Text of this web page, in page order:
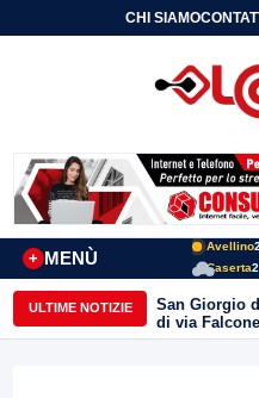
CHI SIAMO
MENÙ
+
Avellino
Caserta
ULTIME NOTIZIE
San Giorgio
di via
Lombardi